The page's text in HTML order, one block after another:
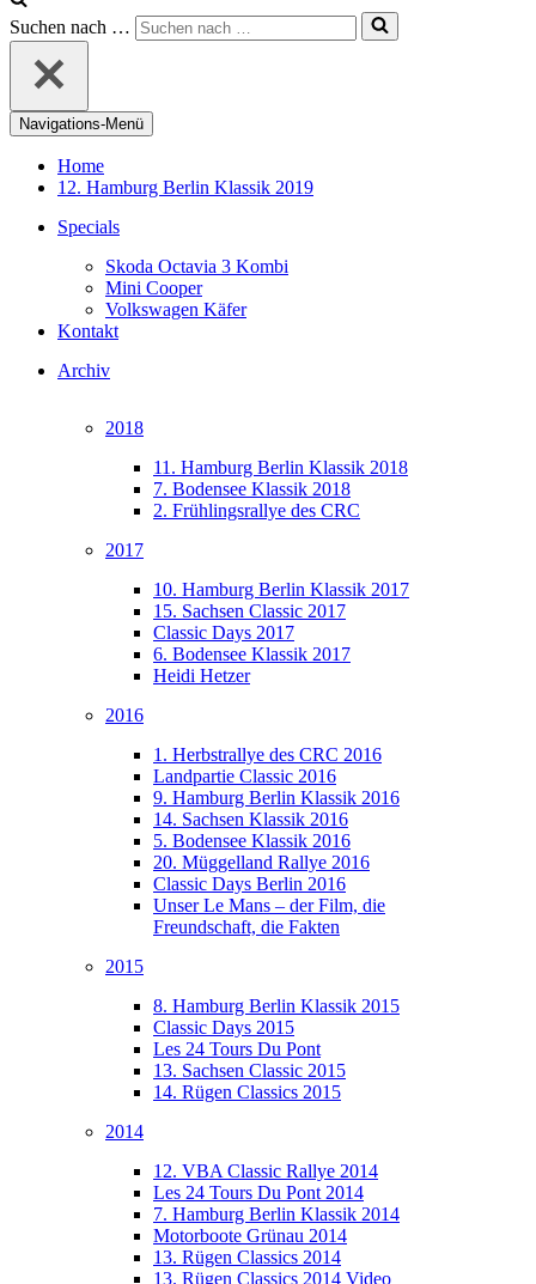
Suchen nach …
Navigations-Menü
Home
12. Hamburg Berlin Klassik 2019
Specials
Skoda Octavia 3 Kombi
Mini Cooper
Volkswagen Käfer
Kontakt
Archiv
2018
11. Hamburg Berlin Klassik 2018
7. Bodensee Klassik 2018
2. Frühlingsrallye des CRC
2017
10. Hamburg Berlin Klassik 2017
15. Sachsen Classic 2017
Classic Days 2017
6. Bodensee Klassik 2017
Heidi Hetzer
2016
1. Herbstrallye des CRC 2016
Landpartie Classic 2016
9. Hamburg Berlin Klassik 2016
14. Sachsen Klassik 2016
5. Bodensee Klassik 2016
20. Müggelland Rallye 2016
Classic Days Berlin 2016
Unser Le Mans – der Film, die
Freundschaft, die Fakten
2015
8. Hamburg Berlin Klassik 2015
Classic Days 2015
Les 24 Tours Du Pont
13. Sachsen Classic 2015
14. Rügen Classics 2015
2014
12. VBA Classic Rallye 2014
Les 24 Tours Du Pont 2014
7. Hamburg Berlin Klassik 2014
Motorboote Grünau 2014
13. Rügen Classics 2014
13. Rügen Classics 2014 Video